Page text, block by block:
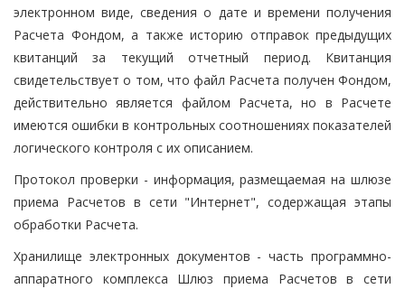
электронном виде, сведения о дате и времени получения
Расчета Фондом, а также историю отправок предыдущих
квитанций за текущий отчетный период. Квитанция
свидетельствует о том, что файл Расчета получен Фондом,
действительно является файлом Расчета, но в Расчете
имеются ошибки в контрольных соотношениях показателей
логического контроля с их описанием.
Протокол проверки - информация, размещаемая на шлюзе
приема Расчетов в сети "Интернет", содержащая этапы
обработки Расчета.
Хранилище электронных документов - часть программно-
аппаратного комплекса Шлюз приема Расчетов в сети